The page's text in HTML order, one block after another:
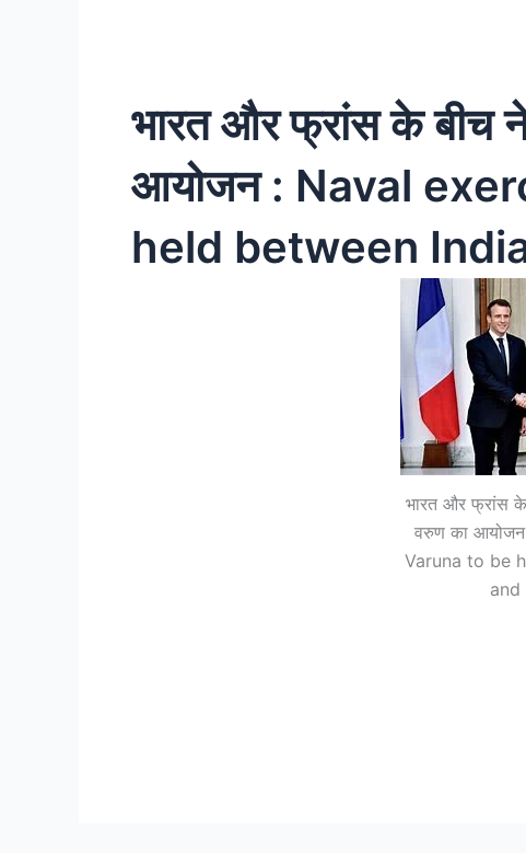
भारत और फ्रांस के बीच
आयोजन : Naval
held between
भारत और फ्रांस
वरुण का
Varuna to be
and